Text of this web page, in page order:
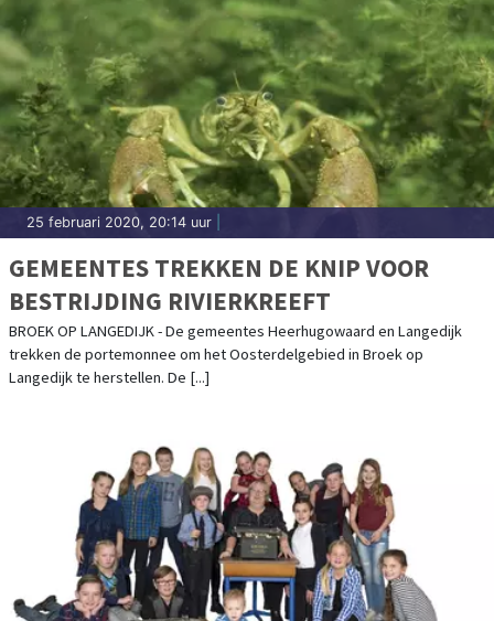
25 februari 2020, 20:14 uur
GEMEENTES TREKKEN DE KNIP VOOR
BESTRIJDING RIVIERKREEFT
BROEK OP LANGEDIJK - De gemeentes Heerhugowaard en Langedijk
trekken de portemonnee om het Oosterdelgebied in Broek op
Langedijk te herstellen. De [...]